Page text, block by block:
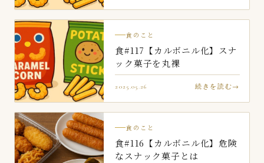
食のこと
食#117【カルボニル化】スナ
ック菓子を丸裸
2025.05.26 続きを読む
食のこと
食#116【カルボニル化】危険
なスナック菓子とは